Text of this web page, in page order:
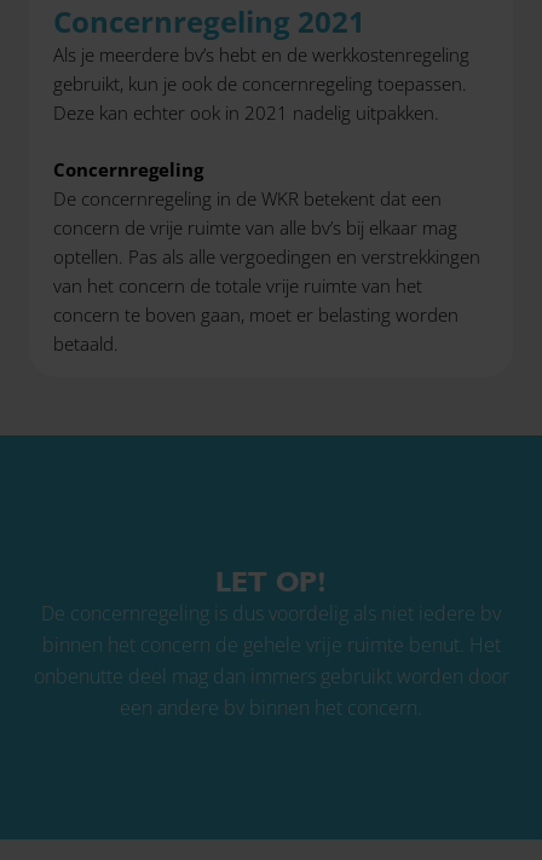
Concernregeling 2021
Als je meerdere bv’s hebt en de werkkostenregeling
gebruikt, kun je ook de concernregeling toepassen.
Deze kan echter ook in 2021 nadelig uitpakken.
Concernregeling
De concernregeling in de WKR betekent dat een
concern de vrije ruimte van alle bv’s bij elkaar mag
optellen. Pas als alle vergoedingen en verstrekkingen
van het concern de totale vrije ruimte van het
concern te boven gaan, moet er belasting worden
betaald.
LET OP!
De concernregeling is dus voordelig als niet iedere bv
binnen het concern de gehele vrije ruimte benut. Het
onbenutte deel mag dan immers gebruikt worden door
een andere bv binnen het concern.